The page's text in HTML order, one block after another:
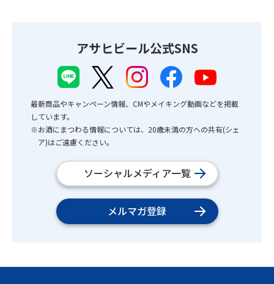
アサヒビール公式SNS
最新商品やキャンペーン情報、CMやメイキング動画などを掲載
しています。
※お酒にまつわる情報については、20歳未満の方への共有(シェ
ア)はご遠慮ください。
ソーシャルメディア一覧
メルマガ登録